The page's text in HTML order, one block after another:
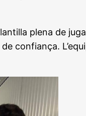
plena de
confiança.